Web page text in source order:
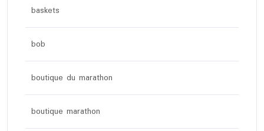
baskets
bob
boutique du marathon
boutique marathon